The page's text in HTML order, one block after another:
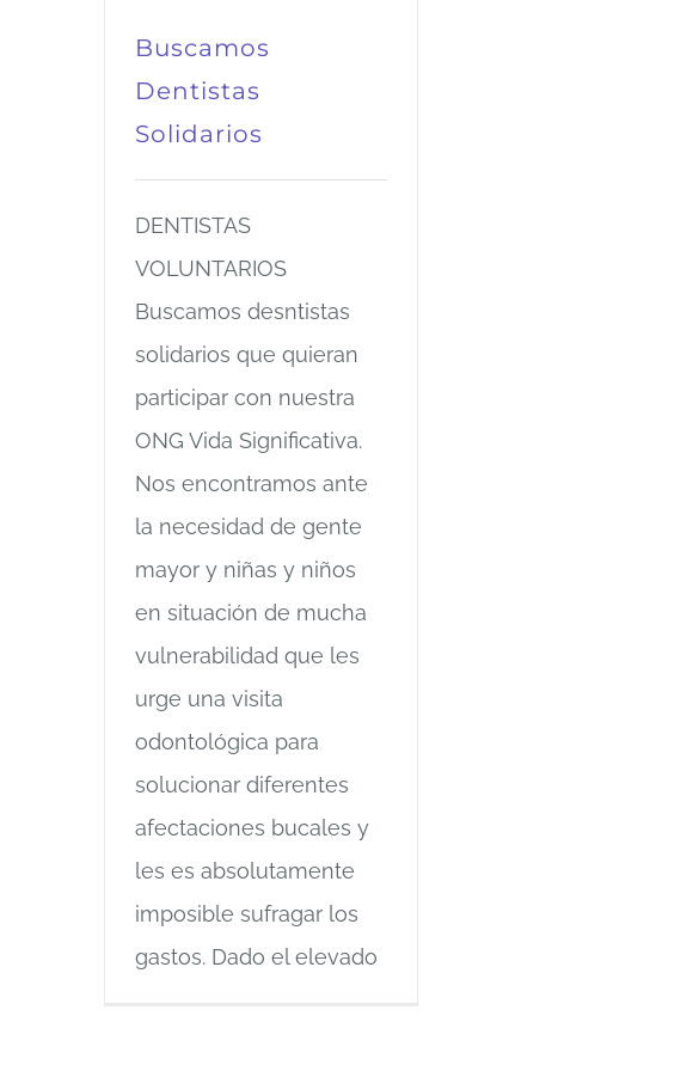
Buscamos
Dentistas
Solidarios
DENTISTAS
VOLUNTARIOS
Buscamos desntistas
solidarios que quieran
participar con nuestra
ONG Vida Significativa.
Nos encontramos ante
la necesidad de gente
mayor y niñas y niños
en situación de mucha
vulnerabilidad que les
urge una visita
odontológica para
solucionar diferentes
afectaciones bucales y
les es absolutamente
imposible sufragar los
gastos. Dado el elevado